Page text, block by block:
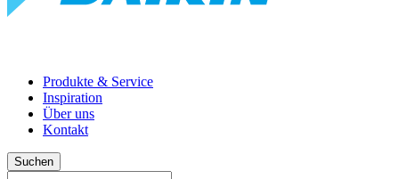
Produkte & Service
Inspiration
Über uns
Kontakt
Suchen